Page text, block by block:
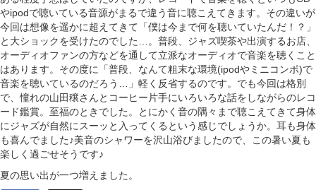
やipodで聴いている音源がまるで違う音に聴こえてきます。その違いが
今回は想像を遥かに超えてきて「僕は今まで何を聴いていたんだ！？」
と大ショックを受けたのでした…。普段、ジャズ喫茶や出演するお店、
オーディオファンの方などを通して立派なオーディオで音楽を聴くこと
はあります。その度に「普段、なんて粗末な環境(ipodやミニコンポ)で
音楽を聴いているのだろう…」軽く反省するのです。でも今回は格別
で、憧れの山田穣さんとコーヒー片手にいろいろな話をしながらのレコ
ード鑑賞。至福のときでした。とにかく音の隅々まで聴こえてきて身体
にジャズが自然にスーッと入ってくるという感じでしょうか。耳も身体
も喜んでました♪美音のシャワーを沢山浴びましたので、この暑い夏も
楽しく過ごせそうです♪
夏の思い出が一つ増えました。